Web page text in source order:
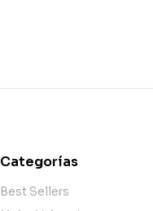
Categorías
Best Sellers